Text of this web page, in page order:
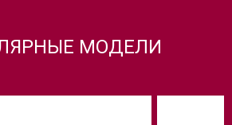
МОДЕЛИ